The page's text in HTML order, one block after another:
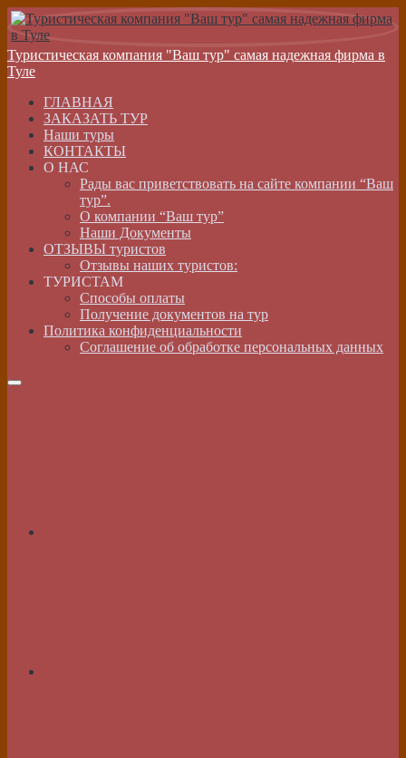
Туристическая компания "Ваш тур" самая надежная фирма в
Туле
ГЛАВНАЯ
ЗАКАЗАТЬ ТУР
Наши туры
КОНТАКТЫ
О НАС
Рады вас приветствовать на сайте компании “Ваш
тур”.
О компании “Ваш тур”
Наши Документы
ОТЗЫВЫ туристов
Отзывы наших туристов:
ТУРИСТАМ
Способы оплаты
Получение документов на тур
Политика конфиденциальности
Соглашение об обработке персональных данных